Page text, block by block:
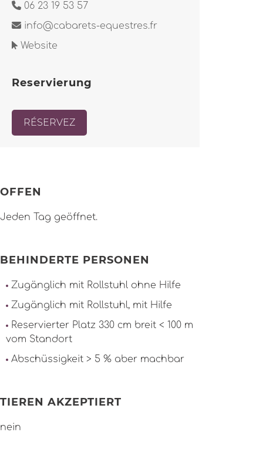
06 23 19 53 57
info@cabarets-equestres.fr
Website
Reservierung
RÉSERVEZ
OFFEN
Jeden Tag geöffnet.
BEHINDERTE PERSONEN
Zugänglich mit Rollstuhl ohne Hilfe
Zugänglich mit Rollstuhl, mit Hilfe
Reservierter Platz 330 cm breit < 100 m
vom Standort
Abschüssigkeit > 5 % aber machbar
TIEREN AKZEPTIERT
nein